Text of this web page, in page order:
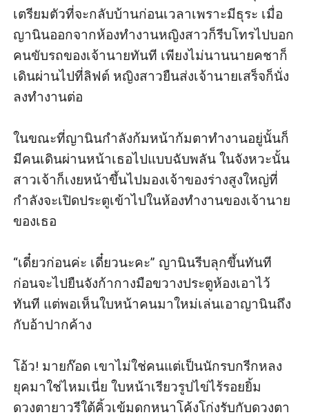
เตรียมตัวที่จะกลับบ้านก่อนเวลาเพราะมีธุระ เมื่อ
ญานินออกจากห้องทำงานหญิงสาวก็รีบโทรไปบอก
คนขับรถของเจ้านายทันที เพียงไม่นานนายคชาก็
เดินผ่านไปที่ลิฟต์ หญิงสาวยืนส่งเจ้านายเสร็จก็นั่ง
ลงทำงานต่อ
ในขณะที่ญานินกำลังก้มหน้าก้มตาทำงานอยู่นั้นก็
มีคนเดินผ่านหน้าเธอไปแบบฉับพลัน ในจังหวะนั้น
สาวเจ้าก็เงยหน้าขึ้นไปมองเจ้าของร่างสูงใหญ่ที่
กำลังจะเปิดประตูเข้าไปในห้องทำงานของเจ้านาย
ของเธอ
“เดี๋ยวก่อนค่ะ เดี๋ยวนะคะ” ญานินรีบลุกขึ้นทันที
ก่อนจะไปยืนจังก้ากางมือขวางประตูห้องเอาไว้
ทันที แต่พอเห็นใบหน้าคนมาใหม่เล่นเอาญานินถึง
กับอ้าปากค้าง
โอ้ว! มายก๊อด เขาไม่ใช่คนแต่เป็นนักรบกรีกหลง
ยุคมาใช่ไหมเนี่ย ใบหน้าเรียวรูปไข่ไร้รอยยิ้ม
ดวงตายาวรีใต้คิ้วเข้มดกหนาโค้งโก่งรับกับดวงตา